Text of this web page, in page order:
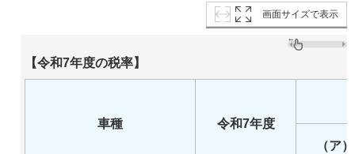
画面サイズで表示
【令和7年度の税率】
車種
令和7年度
（ア）